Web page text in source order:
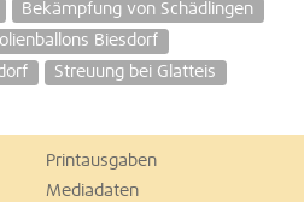
Bekämpfung von Schädlingen
Biesdorf
Streuung bei Glatteis
Printausgaben
Mediadaten